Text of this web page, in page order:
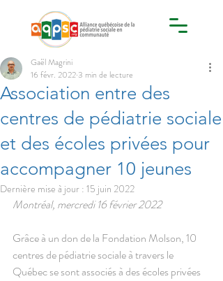
Association entre des
centres de pédiatrie sociale
et des écoles privées pour
accompagner 10 jeunes
Gaël Magrini
16 févr. 2022 3 min de lecture
Dernière mise à jour : 15 juin 2022
Montréal, mercredi 16 février 2022
Grâce à un don de la Fondation Molson, 10
centres de pédiatrie sociale à travers le
Québec se sont associés à des écoles privées